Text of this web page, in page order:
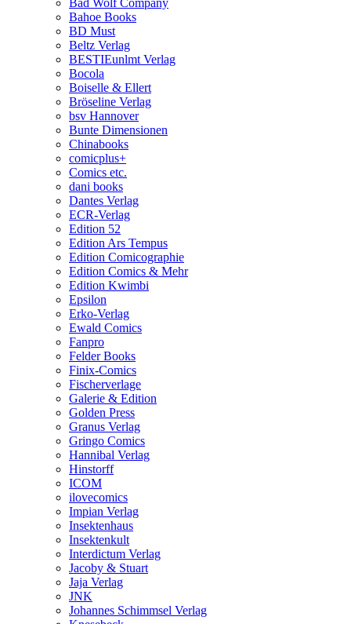
Bad Wolf Company
Bahoe Books
BD Must
Beltz Verlag
BESTIEunlmt Verlag
Bocola
Boiselle & Ellert
Bröseline Verlag
bsv Hannover
Bunte Dimensionen
Chinabooks
comicplus+
Comics etc.
dani books
Dantes Verlag
ECR-Verlag
Edition 52
Edition Ars Tempus
Edition Comicographie
Edition Comics & Mehr
Edition Kwimbi
Epsilon
Erko-Verlag
Ewald Comics
Fanpro
Felder Books
Finix-Comics
Fischerverlage
Galerie & Edition
Golden Press
Granus Verlag
Gringo Comics
Hannibal Verlag
Hinstorff
ICOM
ilovecomics
Impian Verlag
Insektenhaus
Insektenkult
Interdictum Verlag
Jacoby & Stuart
Jaja Verlag
JNK
Johannes Schimmsel Verlag